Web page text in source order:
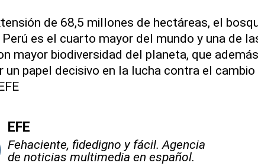
de 68,5 millones de hectáreas, el
es el cuarto mayor del mundo y una de
mayor biodiversidad del planeta, que además
un papel decisivo en la lucha contra el cambio
EFE
Fehaciente, fidedigno y fácil. Agencia
de noticias multimedia en español.